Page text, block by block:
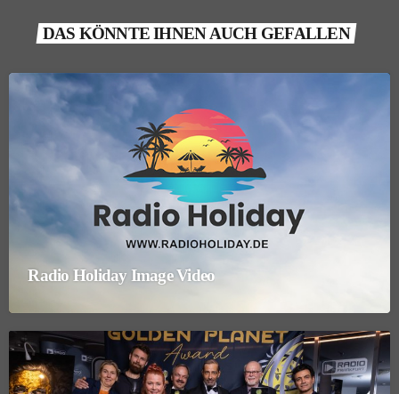
DAS KÖNNTE IHNEN AUCH GEFALLEN
Radio Holiday Image Video